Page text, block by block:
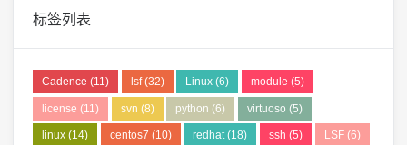
标签列表
Cadence (11) lsf(32) Linux (6) module (5)
license (11) svn (8) python (6) virtuoso (5)
linux(14) centos7 (10) redhat(18) ssh (5) LSF(6)